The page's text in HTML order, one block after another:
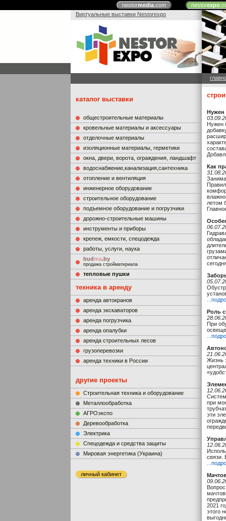
nestormedia.com nestorexpo
Виртуальные выставки Nestorexpo
каталог выставки
общестроительные материалы
кровельные материалы и аксессуары
отделочные материалы
изоляционные материалы, герметики
окна, двери, ворота, ограждения, ландшафт
водоснабжение,канализация,сантехника
отопление и вентиляция
инженерное оборудование
строительное оборудование
подъемное оборудование и погрузчики
дорожно-строительные машины
инструменты и приборы
крепеж, емкости, спецодежда
работы, услуги, наука
budma.by
продажа стройматериала
тепловые пушки
техника в аренду
аренда автокранов
аренда экскаваторов
аренда погрузчика
аренда опалубки
аренда строительных лесов
грузоперевозки
аренда техники в России
другие проекты
Строительная техника и оборудование
Металлообработка
АГРОэкспо
Деревообработка
Электрика
Cпецодежда и средства защиты
Мировая энергетика (Украина)
личный кабинет
Нужен
Нужен
Как
летом
Роль
При
Жизнь
при
эти
связи.
2021
этого